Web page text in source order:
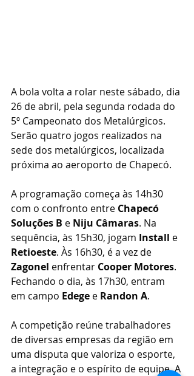
A bola volta a rolar neste sábado, dia
26 de abril, pela segunda rodada do
5º Campeonato dos Metalúrgicos.
Serão quatro jogos realizados na
sede dos metalúrgicos, localizada
próxima ao aeroporto de Chapecó.
A programação começa às 14h30
com o confronto entre Chapecó
Soluções B e Niju Câmaras. Na
sequência, às 15h30, jogam Install e
Retioeste. Às 16h30, é a vez de
Zagonel enfrentar Cooper Motores.
Fechando o dia, às 17h30, entram
em campo Edege e Randon A.
A competição reúne trabalhadores
de diversas empresas da região em
uma disputa que valoriza o esporte,
a integração e o espírito de equipe. A